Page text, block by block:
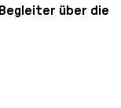
über die